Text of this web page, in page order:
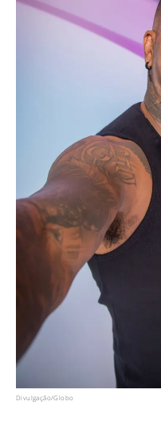
Divulgação/Globo